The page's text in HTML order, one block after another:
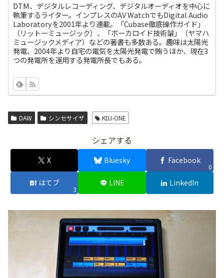
DTM、デジタルレコーディング、デジタルオーディオを中心に
執筆するライター。インプレスのAV WatchでもDigital Audio
Laboratoryを2001年より連載。「Cubase徹底操作ガイド」
（リットーミュージック）、「ボーカロイド技術論」（ヤマハ
ミュージックメディア）などの著書も多数ある。趣味は太陽光
発電、2004年より自宅の電気を太陽光発電で賄うほか、現在3
つの発電所を運用する発電所長でもある。
DAW シンセサイザ KDJ-ONE
シェアする
X Bluesky Facebook
0
はてブ
3
LINE LinkedIn